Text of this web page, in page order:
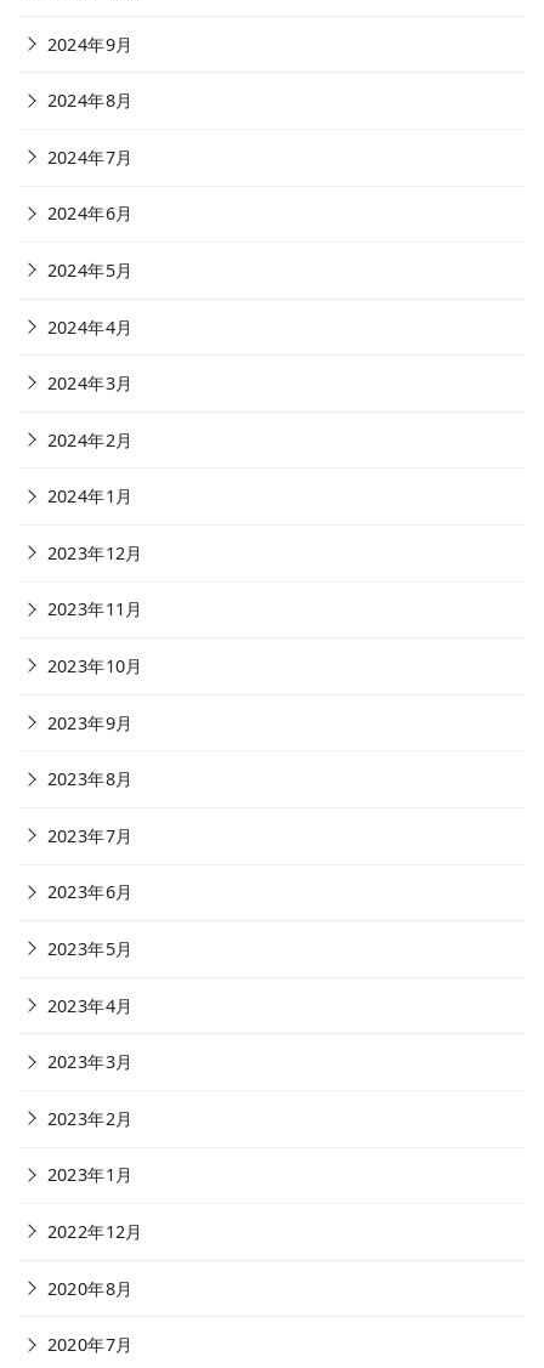
2024年9月
2024年8月
2024年7月
2024年6月
2024年5月
2024年4月
2024年3月
2024年2月
2024年1月
2023年12月
2023年11月
2023年10月
2023年9月
2023年8月
2023年7月
2023年6月
2023年5月
2023年4月
2023年3月
2023年2月
2023年1月
2022年12月
2020年8月
2020年7月